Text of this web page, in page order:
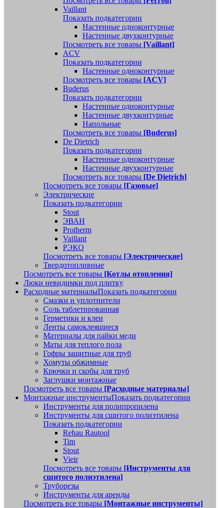
Vaillant
Показать подкатегории
Настенные одноконтурные
Настенные двухконтурные
Посмотреть все товары [Vaillant]
ACV
Показать подкатегории
Настенные одноконтурные
Посмотреть все товары [ACV]
Buderus
Показать подкатегории
Настенные одноконтурные
Настенные двухконтурные
Напольные
Посмотреть все товары [Buderus]
De Dietrich
Показать подкатегории
Настенные одноконтурные
Настенные двухконтурные
Посмотреть все товары [De Dietrich]
Посмотреть все товары [Газовые]
Электрические
Показать подкатегории
Stout
ЭВАН
Protherm
Vaillant
РЭКО
Посмотреть все товары [Электрические]
Твердотопливные
Посмотреть все товары [Котлы отопления]
Люки невидимки под плитку
Расходные материалыПоказать подкатегории
Смазки и уплотнители
Соль таблетированная
Герметики и клеи
Ленты самоклеящиеся
Материалы для пайки меди
Маты для теплого пола
Гофры защитные для труб
Хомуты обжимные
Крючки и скобы для труб
Заглушки монтажные
Посмотреть все товары [Расходные материалы]
Монтажные инструментыПоказать подкатегории
Инструменты для полипропилена
Инструменты для сшитого полиэтилена
Показать подкатегории
Rehau Rautool
Tim
Stout
Vieir
Посмотреть все товары [Инструменты для
сшитого полиэтилена]
Труборезы
Инструменты для аренды
Посмотреть все товары [Монтажные инструменты]